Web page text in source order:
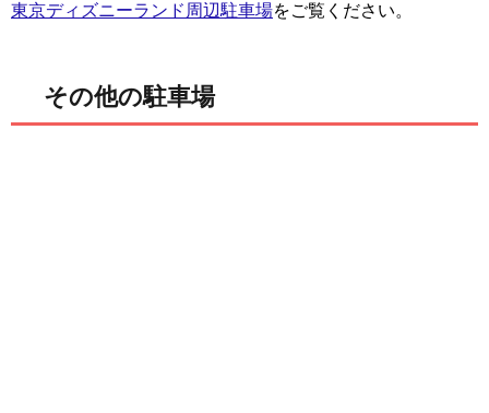
東京ディズニーランド周辺駐車場をご覧ください。
その他の駐車場